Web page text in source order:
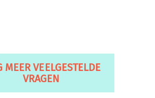
MEER VEELGESTELDE
VRAGEN